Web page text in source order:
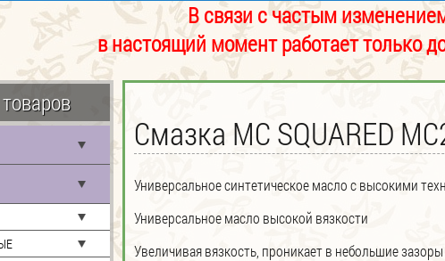
связи с частым изменением курсов
настоящий момент работает только
Смазка MC SQUARED
Универсальное синтетическое масло с высокими
Универсальное масло высокой вязкости
Увеличивая вязкость, проникает в небольшие